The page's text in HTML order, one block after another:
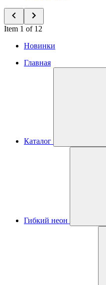
Item 1 of 12
Новинки
Главная
Каталог
Гибкий неон